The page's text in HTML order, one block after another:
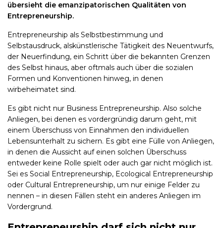
übersieht die emanzipatorischen Qualitäten von
Entrepreneurship.
Entrepreneurship als Selbstbestimmung und
Selbstausdruck, alskünstlerische Tätigkeit des Neuentwurfs,
der Neuerfindung, ein Schritt über die bekannten Grenzen
des Selbst hinaus, aber oftmals auch über die sozialen
Formen und Konventionen hinweg, in denen
wirbeheimatet sind.
Es gibt nicht nur Business Entrepreneurship. Also solche
Anliegen, bei denen es vordergründig darum geht, mit
einem Überschuss von Einnahmen den individuellen
Lebensunterhalt zu sichern. Es gibt eine Fülle von Anliegen,
in denen die Aussicht auf einen solchen Überschuss
entweder keine Rolle spielt oder auch gar nicht möglich ist.
Sei es Social Entrepreneurship, Ecological Entrepreneurship
oder Cultural Entrepreneurship, um nur einige Felder zu
nennen – in diesen Fällen steht ein anderes Anliegen im
Vordergrund.